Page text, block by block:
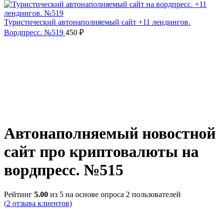
Туристический автонаполняемый сайт +11 лендингов.
Вордпресс. №519 450 ₽
Автонаполняемый новостной
сайт про криптовалюты на
вордпресс. №515
Рейтинг 5.00 из 5 на основе опроса 2 пользователей
(2 отзыва клиентов)